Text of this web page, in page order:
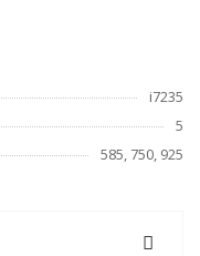
i7235
5
585, 750, 925